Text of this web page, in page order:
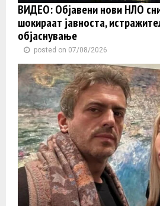
ВИДЕО: Објавени нови НЛО
шокираат јавноста,
објаснување
posted on 07/08/2026